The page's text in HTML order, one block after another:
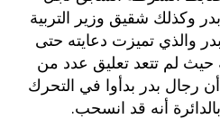
وكذلك شقيق وزير التربية
والذي تميزت دعايته حتى
حيث لم تتعد تعليق عدد من
رجال بدر بدأوا في التحرك
أنه قد انسحب‮.‬